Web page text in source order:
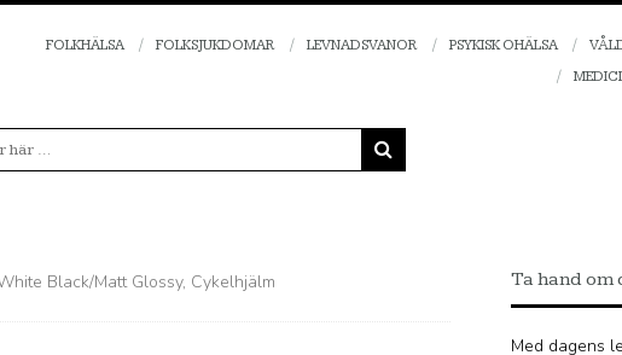
FOLKHÄLSA FOLKSJUKDOMAR LEVNADSVANOR PSYKISK OHÄLSA
Black/Matt Glossy, Cykelhjälm Ta hand om
Med dagens